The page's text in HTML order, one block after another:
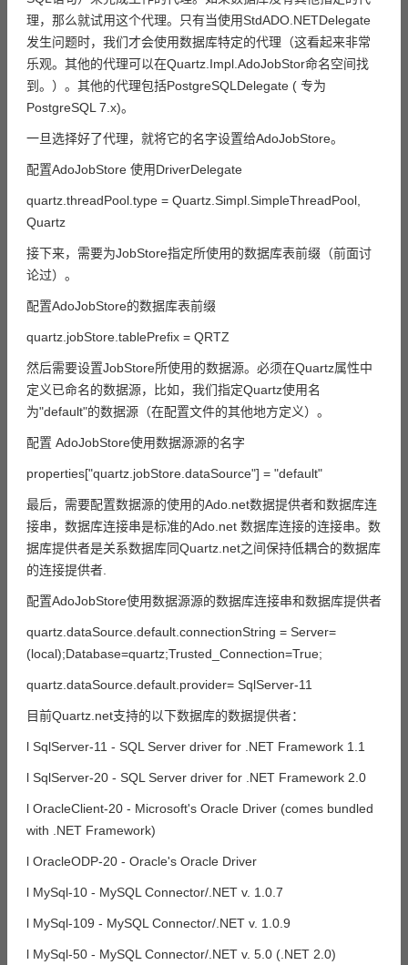
理，那么就试用这个代理。只有当使用StdADO.NETDelegate
发生问题时，我们才会使用数据库特定的代理（这看起来非常
乐观。其他的代理可以在Quartz.Impl.AdoJobStor命名空间找
到。）。其他的代理包括PostgreSQLDelegate ( 专为
PostgreSQL 7.x)。
一旦选择好了代理，就将它的名字设置给AdoJobStore。
配置AdoJobStore 使用DriverDelegate
quartz.threadPool.type = Quartz.Simpl.SimpleThreadPool,
Quartz
接下来，需要为JobStore指定所使用的数据库表前缀（前面讨
论过）。
配置AdoJobStore的数据库表前缀
quartz.jobStore.tablePrefix = QRTZ
然后需要设置JobStore所使用的数据源。必须在Quartz属性中
定义已命名的数据源，比如，我们指定Quartz使用名
为"default"的数据源（在配置文件的其他地方定义）。
配置 AdoJobStore使用数据源源的名字
properties["quartz.jobStore.dataSource"] = "default"
最后，需要配置数据源的使用的Ado.net数据提供者和数据库连
接串，数据库连接串是标准的Ado.net 数据库连接的连接串。数
据库提供者是关系数据库同Quartz.net之间保持低耦合的数据库
的连接提供者.
配置AdoJobStore使用数据源源的数据库连接串和数据库提供者
quartz.dataSource.default.connectionString = Server=
(local);Database=quartz;Trusted_Connection=True;
quartz.dataSource.default.provider= SqlServer-11
目前Quartz.net支持的以下数据库的数据提供者：
l SqlServer-11 - SQL Server driver for .NET Framework 1.1
l SqlServer-20 - SQL Server driver for .NET Framework 2.0
l OracleClient-20 - Microsoft's Oracle Driver (comes bundled
with .NET Framework)
l OracleODP-20 - Oracle's Oracle Driver
l MySql-10 - MySQL Connector/.NET v. 1.0.7
l MySql-109 - MySQL Connector/.NET v. 1.0.9
l MySql-50 - MySQL Connector/.NET v. 5.0 (.NET 2.0)